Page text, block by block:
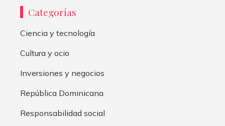
Categorías
Ciencia y tecnología
Cultura y ocio
Inversiones y negocios
República Dominicana
Responsabilidad social